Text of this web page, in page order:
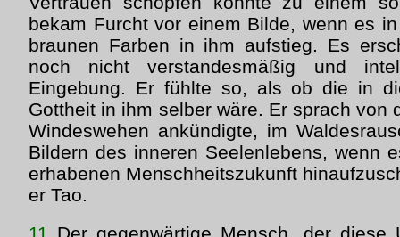
bekam Furcht vor einem Bilde, wenn es
braunen Farben in ihm aufstieg. Es
noch nicht verstandesmäßig und
Eingebung. Er fühlte so, als ob die in
Gottheit in ihm selber wäre. Er sprach von
Windeswehen ankündigte, im
Bildern des inneren Seelenlebens, wenn
erhabenen Menschheitszukunft
er Tao.